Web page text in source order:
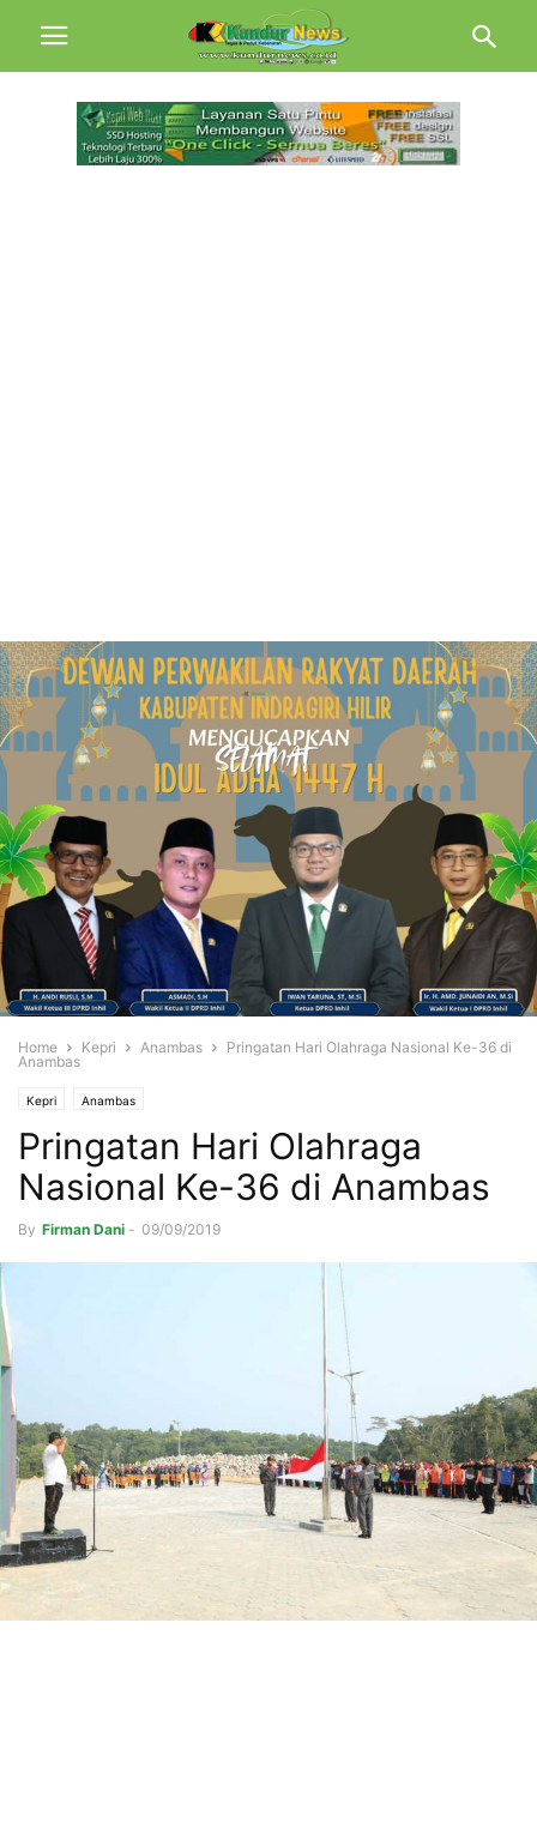
Home Kepri Anambas
Pringatan Hari Olahraga Nasional Ke-36 di
Anambas
Kepri Anambas
Pringatan Hari Olahraga
Nasional Ke-36 di Anambas
By Firman Dani - 09/09/2019